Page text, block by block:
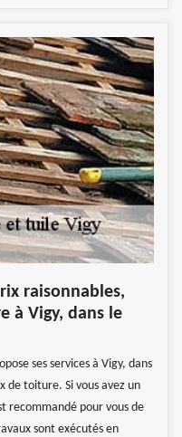
raisonnables,
à Vigy, dans le
ses services à Vigy, dans
de toiture. Si vous avez un
recommandé pour vous de
sont exécutés en